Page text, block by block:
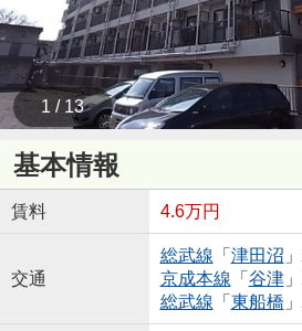
1 / 13
基本情報
賃料 4.6万円
交通
総武線 「 津田沼
京成本線 「 谷津
総武線 「 東船橋